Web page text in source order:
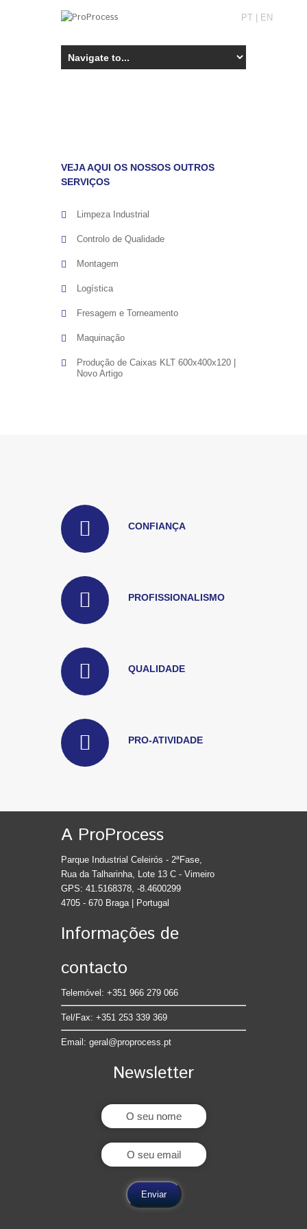
PT EN
VEJA AQUI OS NOSSOS OUTROS
SERVIÇOS
Limpeza Industrial
Controlo de Qualidade
Montagem
Logística
Fresagem e Torneamento
Maquinação
Produção de Caixas KLT 600x400x120 |
Novo Artigo
CONFIANÇA
PROFISSIONALISMO
QUALIDADE
PRO-ATIVIDADE
A ProProcess
Parque Industrial Celeirós - 2ªFase,
Rua da Talharinha, Lote 13 C - Vimeiro
GPS: 41.5168378, -8.4600299
4705 - 670 Braga | Portugal
Informações de
contacto
Telemóvel: +351 966 279 066
Tel/Fax: +351 253 339 369
Email: geral@proprocess.pt
Newsletter